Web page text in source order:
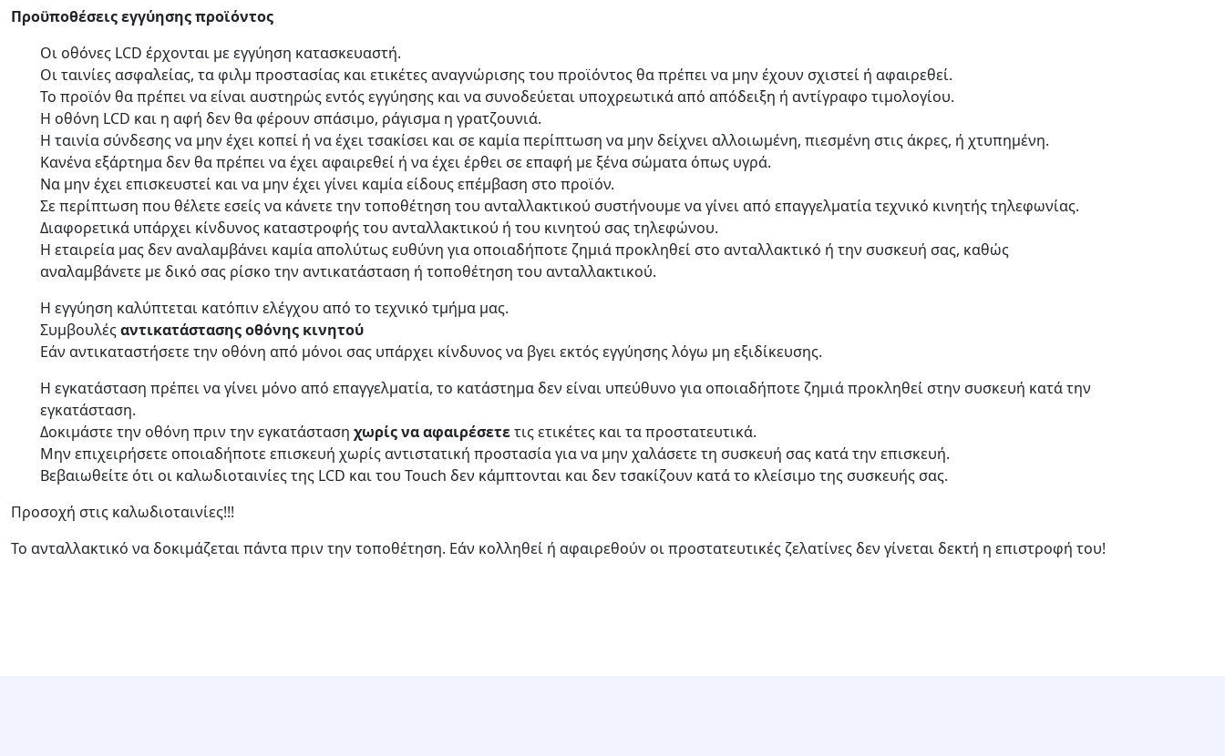
Προϋποθέσεις εγγύησης προϊόντος
Οι οθόνες LCD έρχονται μεεγγύηση κατασκευαστή.
Οι ταινίες ασφαλείας, τα φιλμ προστασίας και ετικέτες αναγνώρισης του προϊόντος θα πρέπει να μην έχουν σχιστεί ή αφαιρεθεί.
Το προϊόν θα πρέπει να είναι αυστηρώς εντός εγγύησης και να συνοδεύεται υποχρεωτικά από απόδειξη ή αντίγραφο τιμολογίου.
Η οθόνη LCD και η αφή δεν θα φέρουν σπάσιμο, ράγισμα η γρατζουνιά.
Η ταινία σύνδεσης να μην έχει κοπεί ή να έχει τσακίσει και σε καμία περίπτωση να μην δείχνει αλλοιωμένη, πιεσμένη στις άκρες, ή χτυπημένη.
Κανένα εξάρτημα δεν θα πρέπει να έχει αφαιρεθεί ή να έχει έρθει σε επαφή με ξένα σώματα όπως υγρά.
Να μην έχει επισκευστεί και να μην έχει γίνει καμία είδους επέμβαση στο προϊόν.
Σε περίπτωση που θέλετε εσείς να κάνετε την τοποθέτηση του ανταλλακτικού συστήνουμε να γίνει από επαγγελματία τεχνικό κινητής τηλεφωνίας.
Διαφορετικά υπάρχει κίνδυνος καταστροφής του ανταλλακτικού ή του κινητού σας τηλεφώνου.
Η εταιρεία μας δεν αναλαμβάνει καμία απολύτως ευθύνη για οποιαδήποτε ζημιά προκληθεί στο ανταλλακτικό ή την συσκευή σας, καθώς
αναλαμβάνετε με δικό σας ρίσκο την αντικατάσταση ή τοποθέτηση του ανταλλακτικού.
Η εγγύηση καλύπτεται κατόπιν ελέγχου από το τεχνικό τμήμα μας.
Συμβουλέςαντικατάστασης οθόνης κινητού
Εάν αντικαταστήσετε την οθόνη από μόνοι σας υπάρχει κίνδυνος να βγει εκτός εγγύησης λόγω μη εξιδίκευσης.
Η εγκατάσταση πρέπει να γίνει μόνο από επαγγελματία, το κατάστημα δεν είναι υπεύθυνο για οποιαδήποτε ζημιά προκληθεί στην συσκευή κατά την
εγκατάσταση.
Δοκιμάστε την οθόνη πριν την εγκατάσταση χωρίς να αφαιρέσετετις ετικέτες και τα προστατευτικά.
Μην επιχειρήσετε οποιαδήποτε επισκευή χωρίς αντιστατική προστασία για να μην χαλάσετε τη συσκευή σας κατά την επισκευή.
Βεβαιωθείτε ότι οι καλωδιοταινίες της LCD και του Touch δεν κάμπτονται και δεν τσακίζουν κατά το κλείσιμο της συσκευής σας.
Προσοχή στις καλωδιοταινίες!!!
Το ανταλλακτικό να δοκιμάζεται πάντα πριν την τοποθέτηση. Εάν κολληθεί ή αφαιρεθούν οι προστατευτικές ζελατίνες δεν γίνεται δεκτή η επιστροφή του!